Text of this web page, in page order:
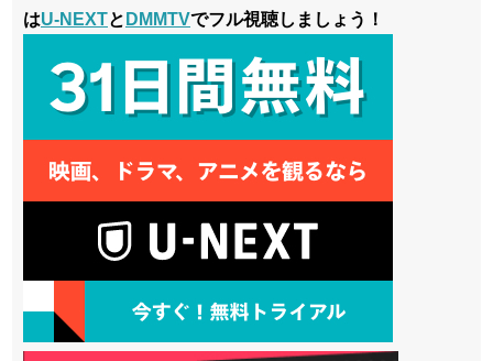
はU-NEXTと DMMTVでフル視聴しましょう！